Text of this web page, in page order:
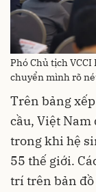
Phó Chủ tịch
chuyển mình rõ
Trên bảng
cầu, Việt Nam
trong khi hệ
55 thế giới.
trí trên bản đồ